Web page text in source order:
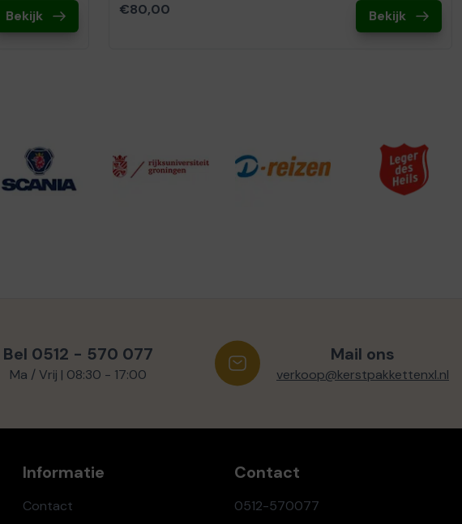
Bekijk €80,00 Bekijk
Bel 0512 - 570 077
Ma / Vrij | 08:30 - 17:00
Mail ons
verkoop@kerstpakkettenxl.nl
Informatie
Contact
Contact
0512-570077